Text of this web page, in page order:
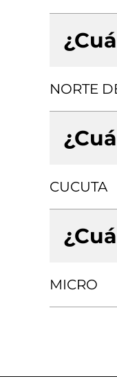
NORTE
CUCUTA
MICRO